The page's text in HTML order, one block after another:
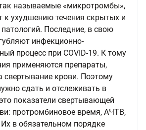
называемые «микротромбы»,
к ухудшению течения скрытых и
Последние, в свою
инфекционно-
процесс при COVID-19. К тому
применяются препараты,
крови. Поэтому
сдать и отслеживать в
показатели свертывающей
протромбиновое время, АЧТВ,
в обязательном порядке